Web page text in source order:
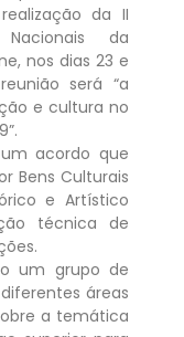
da II
da
nos dias 23 e
será “a
e cultura no
acordo que
Bens Culturais
e Artístico
técnica de
um grupo de
áreas
a temática